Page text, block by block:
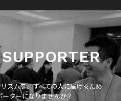
ズムを、すべての人に届けるため
ターになりませんか？